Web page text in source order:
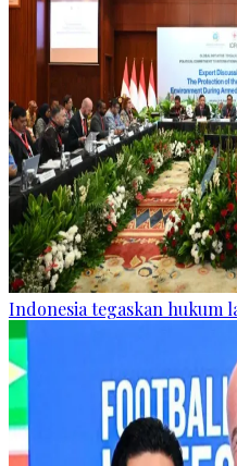
Indonesia tegaskan hukum